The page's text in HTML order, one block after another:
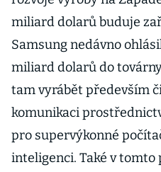
miliard dolarů buduje
Samsung nedávno
miliard dolarů do
tam vyrábět především
komunikaci
pro supervýkonné
inteligenci. Také v tomto